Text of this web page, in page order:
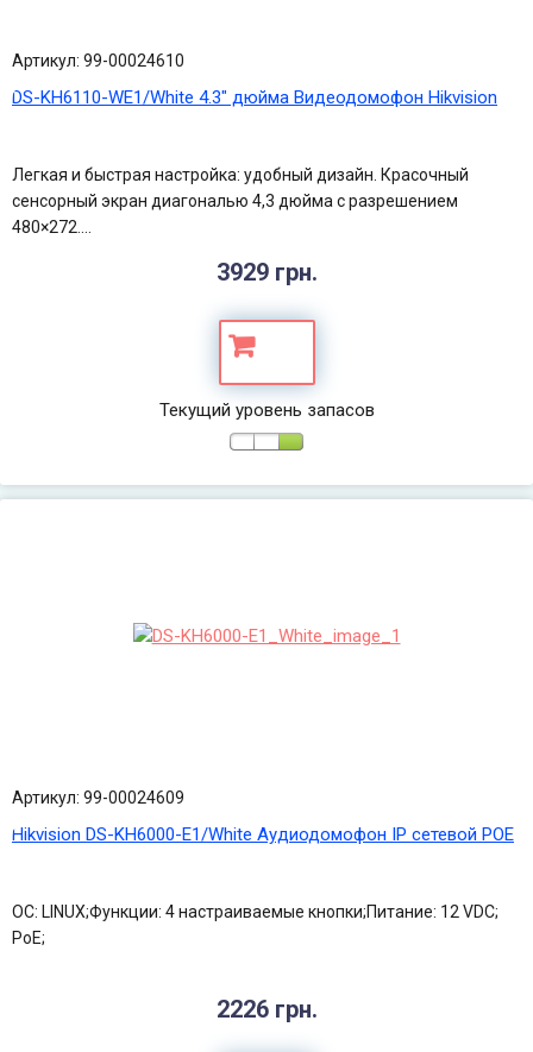
Артикул: 99-00024610
DS-KH6110-WE1/White 4.3" дюйма Видеодомофон Hikvision
Легкая и быстрая настройка: удобный дизайн. Красочный
сенсорный экран диагональю 4,3 дюйма с разрешением
480×272....
3929 грн.
Текущий уровень запасов
Артикул: 99-00024609
Hikvision DS-KH6000-E1/White Аудиодомофон IP сетевой POE
ОС: LINUX;Функции: 4 настраиваемые кнопки;Питание: 12 VDC;
PoE;
2226 грн.